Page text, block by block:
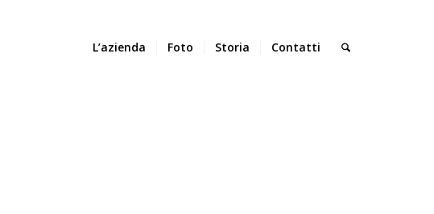
L’azienda Foto Storia Contatti